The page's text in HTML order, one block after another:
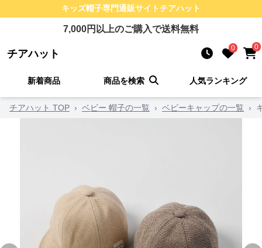
キッズ帽子専門通販サイトチアハット
7,000円以上のご購入で送料無料
チアハット 0 0
新着商品 商品を検索 人気ランキング
チアハット TOP › ベビー 帽子の一覧 › ベビーキャップの一覧 ›